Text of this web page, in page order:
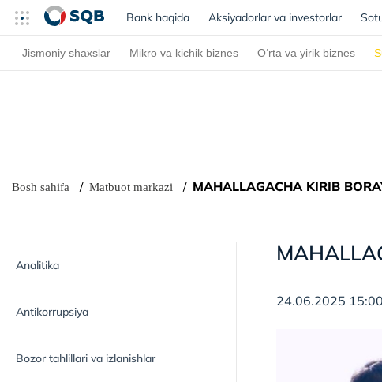
Bank haqida (current)
Aksiyadorlar va investorlar
Jismoniy shaxslar Mikro va kichik biznes O‘rta va yirik biznes
Bosh sahifa Matbuot markazi MAHALLAGACHA KIRIB
Analitika
Antikorrupsiya
Bozor tahlillari va izlanishlar
24.06.2025 15:00